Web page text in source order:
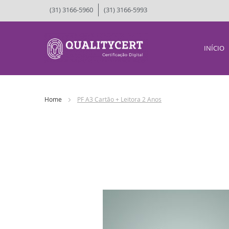
(31) 3166-5960 (31) 3166-5993
INÍCIO
Home PF A3 Cartão + Leitora 2 Anos